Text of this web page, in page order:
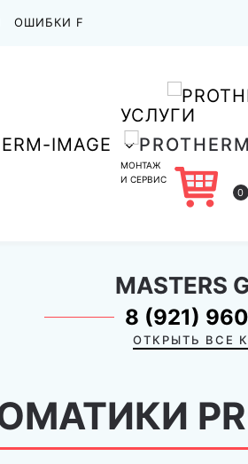
ОШИБКИ F
УСЛУГИ
МОНТАЖ
И СЕРВИС
0
MASTERS
8 (921)
ОТКРЫТЬ ВСЕ